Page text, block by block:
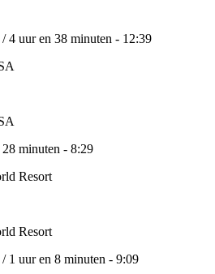
/4 uur en 38 minuten - 12:39
28 minuten - 8:29
Resort
Resort
/ 1 uur en 8 minuten - 9:09